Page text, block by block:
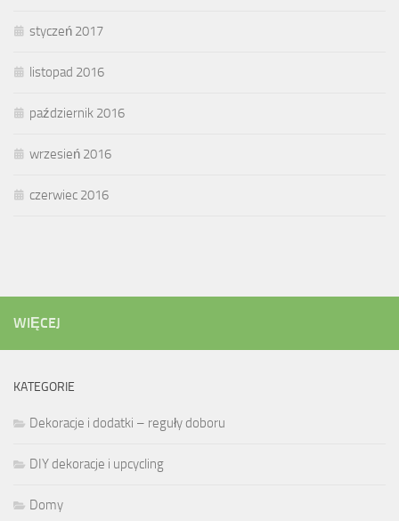
styczeń 2017
listopad 2016
październik 2016
wrzesień 2016
czerwiec 2016
WIĘCEJ
KATEGORIE
Dekoracje i dodatki – reguły doboru
DIY dekoracje i upcycling
Domy